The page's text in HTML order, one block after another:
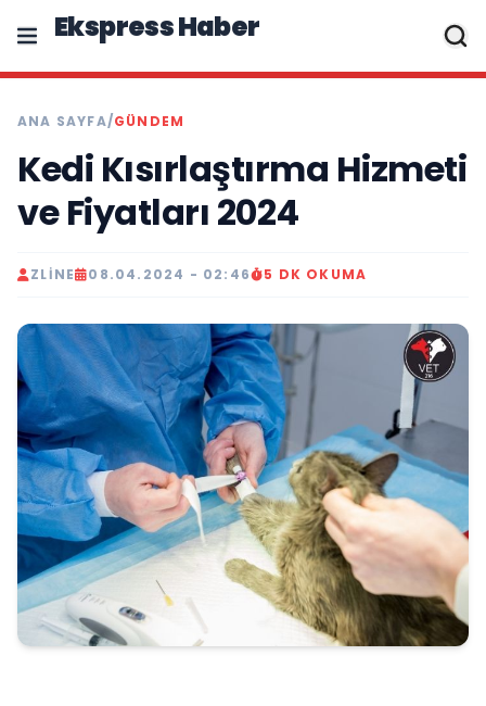
Ekspress Haber
ANA SAYFA/GÜNDEM
Kedi Kısırlaştırma Hizmeti
ve Fiyatları 2024
ZLINE 08.04.2024 - 02:46 5 DK OKUMA